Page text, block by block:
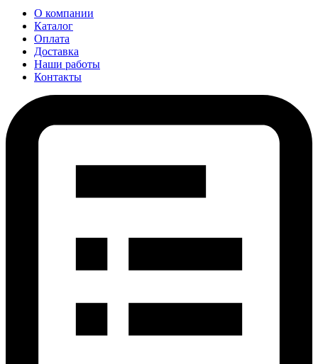
О компании
Каталог
Оплата
Доставка
Наши работы
Контакты